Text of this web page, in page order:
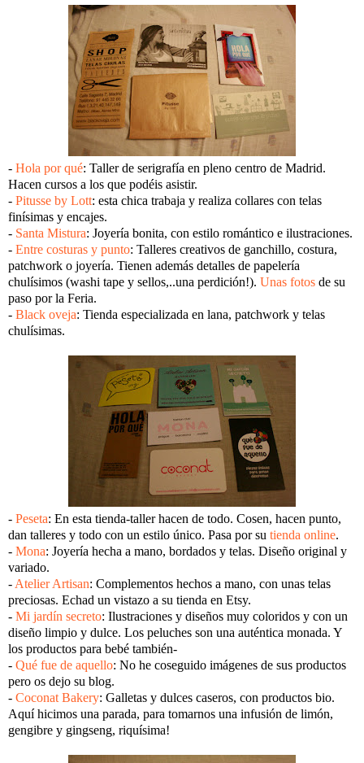
- Hola por qué: Taller de serigrafía en pleno centro de Madrid.
Hacen cursos a los que podéis asistir.
- Pitusse by Lott: esta chica trabaja y realiza collares con telas
finísimas y encajes.
- Santa Mistura: Joyería bonita, con estilo romántico e ilustraciones.
- Entre costuras y punto: Talleres creativos de ganchillo, costura,
patchwork o joyería. Tienen además detalles de papelería
chulísimos (washi tape y sellos,..una perdición!). Unas fotos de su
paso por la Feria.
- Black oveja: Tienda especializada en lana, patchwork y telas
chulísimas.
- Peseta: En esta tienda-taller hacen de todo. Cosen, hacen punto,
dan talleres y todo con un estilo único. Pasa por su tienda online.
- Mona: Joyería hecha a mano, bordados y telas. Diseño original y
variado.
- Atelier Artisan: Complementos hechos a mano, con unas telas
preciosas. Echad un vistazo a su tienda en Etsy.
- Mi jardín secreto: Ilustraciones y diseños muy coloridos y con un
diseño limpio y dulce. Los peluches son una auténtica monada. Y
los productos para bebé también-
- Qué fue de aquello: No he coseguido imágenes de sus productos
pero os dejo su blog.
- Coconat Bakery: Galletas y dulces caseros, con productos bio.
Aquí hicimos una parada, para tomarnos una infusión de limón,
gengibre y gingseng, riquísima!